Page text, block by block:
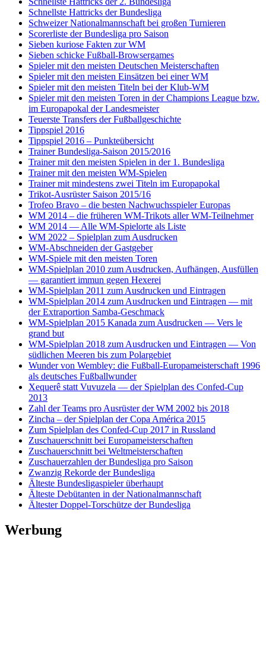
Schnellste Hattricks der Bundesliga
Schweizer Nationalmannschaft bei großen Turnieren
Scorerliste der Bundesliga pro Saison
Sieben kuriose Fakten zur WM
Sieben schicke Fußball-Browsergames
Spieler mit den meisten Deutschen Meisterschaften
Spieler mit den meisten Einsätzen bei einer WM
Spieler mit den meisten Titeln bei der Klub-WM
Spieler mit den meisten Toren in der Champions League bzw.
im Europapokal der Landesmeister
Teuerste Transfers der Fußballgeschichte
Tippspiel 2016
Tippspiel 2016 – Punkteübersicht
Trainer Bundesliga-Saison 2015/2016
Trainer mit den meisten Spielen in der 1. Bundesliga
Trainer mit den meisten WM-Spielen
Trainer mit mindestens zwei Titeln im Europapokal
Trikot-Ausrüster Saison 2015/16
Trofeo Bravo – die besten Nachwuchsspieler Europas
WM 2014 – die früheren WM-Trikots aller WM-Teilnehmer
WM 2014 — Alle WM-Spielorte als Liste
WM 2022 – Spielplan zum Ausdrucken
WM-Abschneiden der Gastgeber
WM-Spiele mit den meisten Toren
WM-Spielplan 2010 zum Ausdrucken, Aufhängen, Ausfüllen
— garantiert immun gegen Hexerei
WM-Spielplan 2011 zum Ausdrucken und Eintragen
WM-Spielplan 2014 zum Ausdrucken und Eintragen — mit
der Extraportion Samba-Geschmack
WM-Spielplan 2015 Kanada zum Ausdrucken — Vers le
grand but
WM-Spielplan 2018 zum Ausdrucken und Eintragen — Von
südlichen Meeren bis zum Polargebiet
Wunder von Wembley: die Fußball-Europameisterschaft 1996
als deutsches Fußballwunder
Xequerê statt Vuvuzela — der Spielplan des Confed-Cup
2013
Zahl der Teams pro Ausrüster der WM 2002 bis 2018
Zincha – der Spielplan der Copa América 2015
Zum Spielplan des Confed-Cup 2017 in Russland
Zuschauerschnitt bei Europameisterschaften
Zuschauerschnitt bei Weltmeisterschaften
Zuschauerzahlen der Bundesliga pro Saison
Zwanzig Rekorde der Bundesliga
Älteste Bundesligaspieler überhaupt
Älteste Debütanten in der Nationalmannschaft
Ältester Doppel-Torschütze der Bundesliga
Werbung